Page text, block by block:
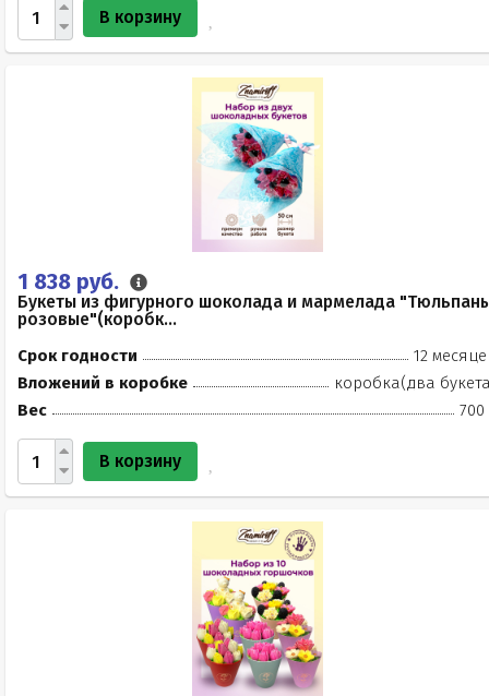
В корзину
1 838 руб.
Букеты из фигурного шоколада и мармелада
розовые"(коробк...
Срок годности
12
Вложений в коробке
коробка(два
Вес
700
В корзину